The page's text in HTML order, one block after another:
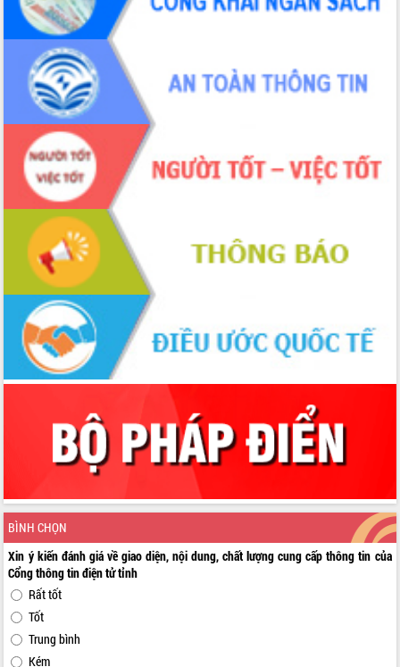
BÌNH CHỌN
Xin ý kiến đánh giá về giao diện, nội dung, chất lượng cung cấp thông tin của
Cổng thông tin điện tử tỉnh
Rất tốt
Tốt
Trung bình
Kém